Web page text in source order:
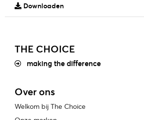
Downloaden
THE CHOICE
making the difference
Over ons
Welkom bij The Choice